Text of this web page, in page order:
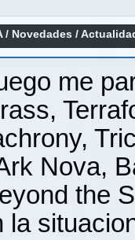
/ Novedades /
me
Nova,
the
la